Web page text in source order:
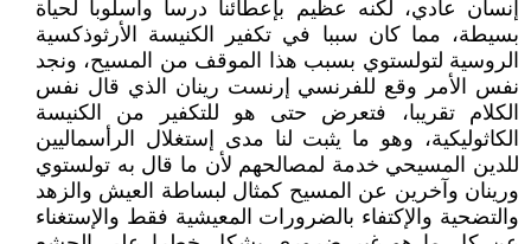
إنسان عادي، لكنه عظيم بإعطائنا درسا وأسلوبا لحياة
بسيطة، مما كان سببا في تكفير الكنيسة الأرثوذكسية
الروسية لتولستوي بسبب هذا الموقف من المسيح، ونجد
نفس الأمر وقع للفرنسي إرنست رينان الذي قال نفس
الكلام تقريبا، فتعرض حتى هو للتكفير من الكنيسة
الكاثوليكية، وهو ما يثبت لنا مدى إستغلال الرأسماليين
للدين المسيحي خدمة لمصالحهم لأن ما قال به تولستوي
ورينان وآخرين عن المسيح كمثال لبساطة العيش والزهد
والتضحية والإكتفاء بالضرورات المعيشية فقط والإستغناء